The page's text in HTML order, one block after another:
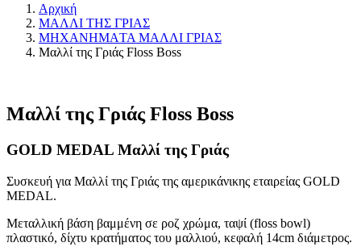
Αρχική
ΜΑΛΛΙ ΤΗΣ ΓΡΙΑΣ
ΜΗΧΑΝΗΜAΤΑ ΜΑΛΛΙ ΓΡΙΑΣ
Μαλλί της Γριάς Floss Boss
Μαλλί της Γριάς Floss Boss
GOLD MEDAL Μαλλί της Γριάς
Συσκευή για Μαλλί της Γριάς της αμερικάνικης εταιρείας GOLD
MEDAL.
Μεταλλική βάση βαμμένη σε ροζ χρώμα, ταψί (floss bowl)
πλαστικό, δίχτυ κρατήματος του μαλλιού, κεφαλή 14cm διάμετρος.